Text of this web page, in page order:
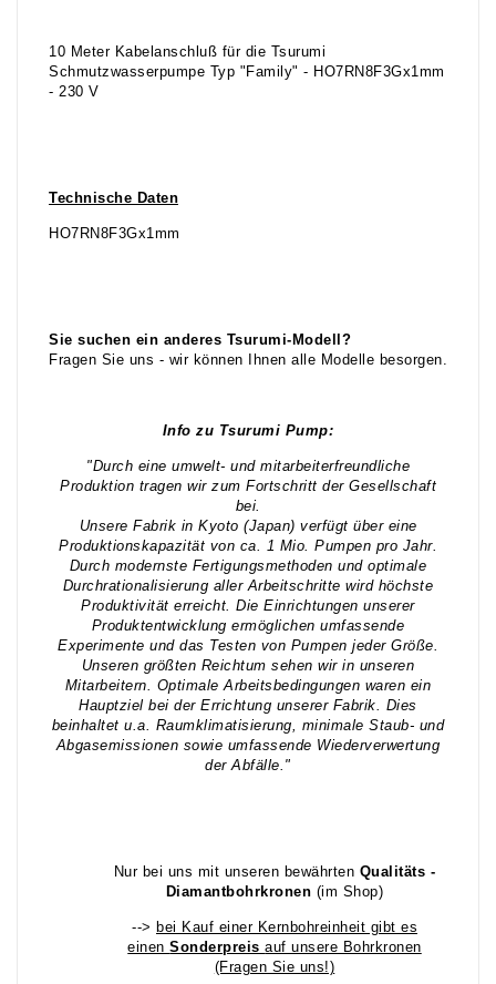
10 Meter Kabelanschluß für die Tsurumi
Schmutzwasserpumpe Typ "Family" - HO7RN8F3Gx1mm
- 230 V
Technische Daten
HO7RN8F3Gx1mm
Sie suchen ein anderes Tsurumi-Modell?
Fragen Sie uns - wir können Ihnen alle Modelle besorgen.
Info zu Tsurumi Pump:
"Durch eine umwelt- und mitarbeiterfreundliche
Produktion tragen wir zum Fortschritt der Gesellschaft
bei.
Unsere Fabrik in Kyoto (Japan) verfügt über eine
Produktionskapazität von ca. 1 Mio. Pumpen pro Jahr.
Durch modernste Fertigungsmethoden und optimale
Durchrationalisierung aller Arbeitschritte wird höchste
Produktivität erreicht. Die Einrichtungen unserer
Produktentwicklung ermöglichen umfassende
Experimente und das Testen von Pumpen jeder Größe.
Unseren größten Reichtum sehen wir in unseren
Mitarbeitern. Optimale Arbeitsbedingungen waren ein
Hauptziel bei der Errichtung unserer Fabrik. Dies
beinhaltet u.a. Raumklimatisierung, minimale Staub- und
Abgasemissionen sowie umfassende Wiederverwertung
der Abfälle."
Nur bei uns mit unseren bewährten Qualitäts -
Diamantbohrkronen (im Shop)
--> bei Kauf einer Kernbohreinheit gibt es
einenSonderpreisauf unsere Bohrkronen
(Fragen Sie uns!)